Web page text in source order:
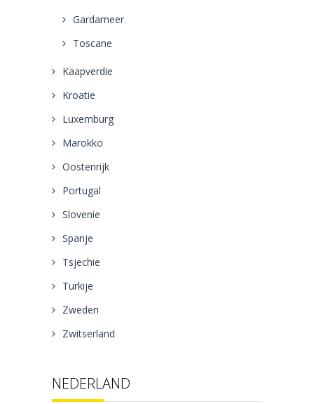
Gardameer
Toscane
Kaapverdie
Kroatie
Luxemburg
Marokko
Oostenrijk
Portugal
Slovenie
Spanje
Tsjechie
Turkije
Zweden
Zwitserland
NEDERLAND